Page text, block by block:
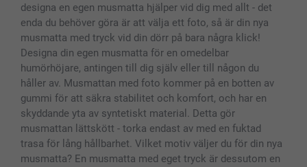
designa en egen musmatta hjälper vid dig med allt - det
enda du behöver göra är att välja ett foto, så är din nya
musmatta med tryck vid din dörr på bara några klick!
Designa din egen musmatta för en omedelbar
humörhöjare, antingen till dig själv eller till någon du
håller av. Musmattan med foto kommer på en botten av
gummi för att säkra stabilitet och komfort, och har en
skyddande yta av syntetiskt material. Detta gör
musmattan lättskött - torka endast av med en fuktad
trasa för lång hållbarhet. Vilket motiv väljer du för din nya
musmatta? En musmatta med eget tryck är dessutom en